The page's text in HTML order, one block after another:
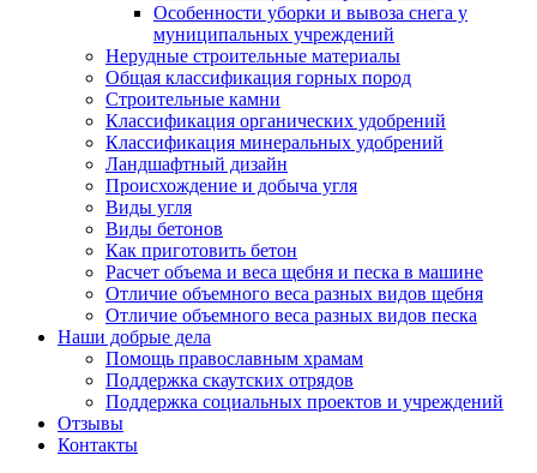
Особенности уборки и вывоза снега у
муниципальных учреждений
Нерудные строительные материалы
Общая классификация горных пород
Строительные камни
Классификация органических удобрений
Классификация минеральных удобрений
Ландшафтный дизайн
Происхождение и добыча угля
Виды угля
Виды бетонов
Как приготовить бетон
Расчет объема и веса щебня и песка в машине
Отличие объемного веса разных видов щебня
Отличие объемного веса разных видов песка
Наши добрые дела
Помощь православным храмам
Поддержка скаутских отрядов
Поддержка социальных проектов и учреждений
Отзывы
Контакты